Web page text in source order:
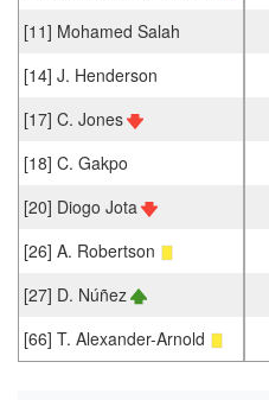
[11] Mohamed Salah
[14] J. Henderson
[17] C. Jones
[18] C. Gakpo
[20] Diogo Jota
[26] A. Robertson
[27] D. Núñez
[66] T. Alexander-Arnold